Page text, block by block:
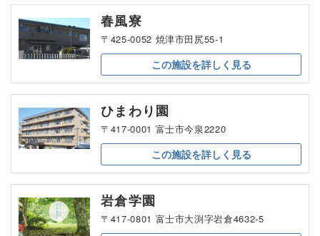
春風寮
〒425-0052 焼津市田尻55-1
この施設を詳しく見る
ひまわり園
〒417-0001 富士市今泉2220
この施設を詳しく見る
岩倉学園
〒417-0801 富士市大渕字岩倉4632-5